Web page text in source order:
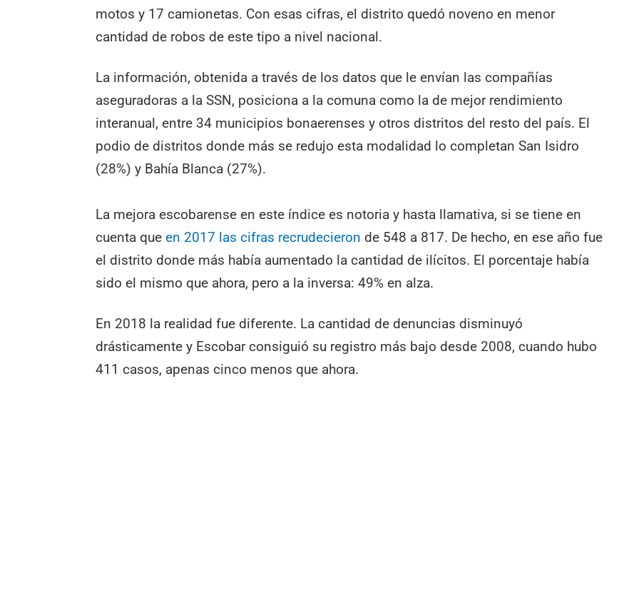
motos y 17 camionetas. Con esas cifras, el distrito quedó noveno en menor
cantidad de robos de este tipo a nivel nacional.
La información, obtenida a través de los datos que le envían las compañías
aseguradoras a la SSN, posiciona a la comuna como la de mejor rendimiento
interanual, entre 34 municipios bonaerenses y otros distritos del resto del país. El
podio de distritos donde más se redujo esta modalidad lo completan San Isidro
(28%) y Bahía Blanca (27%).
La mejora escobarense en este índice es notoria y hasta llamativa, si se tiene en
cuenta queen 2017 las cifras recrudecieron de 548 a 817. De hecho, en ese año fue
el distrito donde más había aumentado la cantidad de ilícitos. El porcentaje había
sido el mismo que ahora, pero a la inversa: 49% en alza.
En 2018 la realidad fue diferente. La cantidad de denuncias disminuyó
drásticamente y Escobar consiguió su registro más bajo desde 2008, cuando hubo
411 casos, apenas cinco menos que ahora.